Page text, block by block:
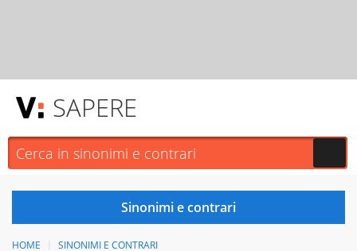
SAPERE
HOME SINONIMI E CONTRARI